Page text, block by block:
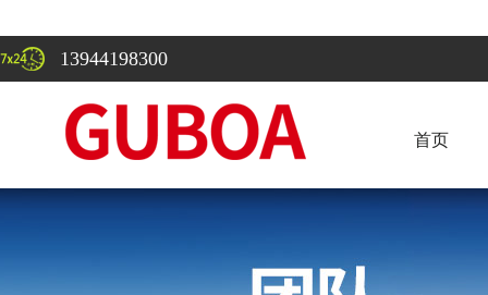
13944198300
首页